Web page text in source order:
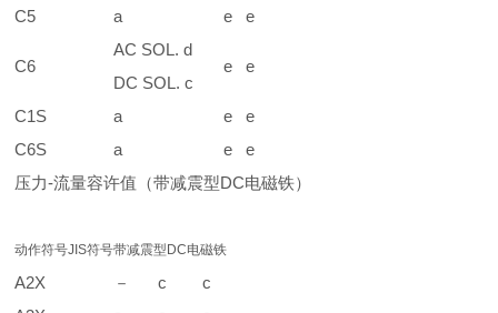
C5 a e e
C6
AC SOL. d
DC SOL. c
e e
C1S a e
e
C6S
a e
e
压力-流量容许值（带减震型DC电磁铁）
动作符号JIS符号带减震型DC电磁铁
A2X － c
c